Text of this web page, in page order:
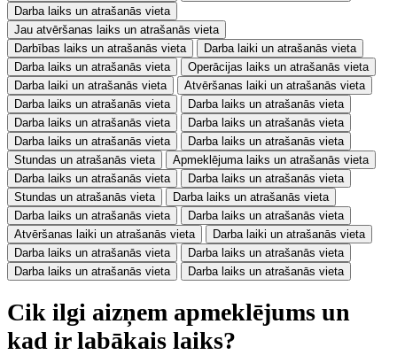
Darba laiks un atrašanās vieta
Jau atvēršanas laiks un atrašanās vieta
Darbības laiks un atrašanās vieta
Darba laiki un atrašanās vieta
Darba laiks un atrašanās vieta
Operācijas laiks un atrašanās vieta
Darba laiki un atrašanās vieta
Atvēršanas laiki un atrašanās vieta
Darba laiks un atrašanās vieta
Darba laiks un atrašanās vieta
Darba laiks un atrašanās vieta
Darba laiks un atrašanās vieta
Darba laiks un atrašanās vieta
Darba laiks un atrašanās vieta
Stundas un atrašanās vieta
Apmeklējuma laiks un atrašanās vieta
Darba laiks un atrašanās vieta
Darba laiks un atrašanās vieta
Stundas un atrašanās vieta
Darba laiks un atrašanās vieta
Darba laiks un atrašanās vieta
Darba laiks un atrašanās vieta
Atvēršanas laiki un atrašanās vieta
Darba laiki un atrašanās vieta
Darba laiks un atrašanās vieta
Darba laiks un atrašanās vieta
Darba laiks un atrašanās vieta
Darba laiks un atrašanās vieta
Cik ilgi aizņem apmeklējums un
kad ir labākais laiks?